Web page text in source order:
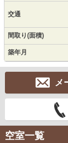
交通
間取り(面積)
築年月
メ
空室一覧